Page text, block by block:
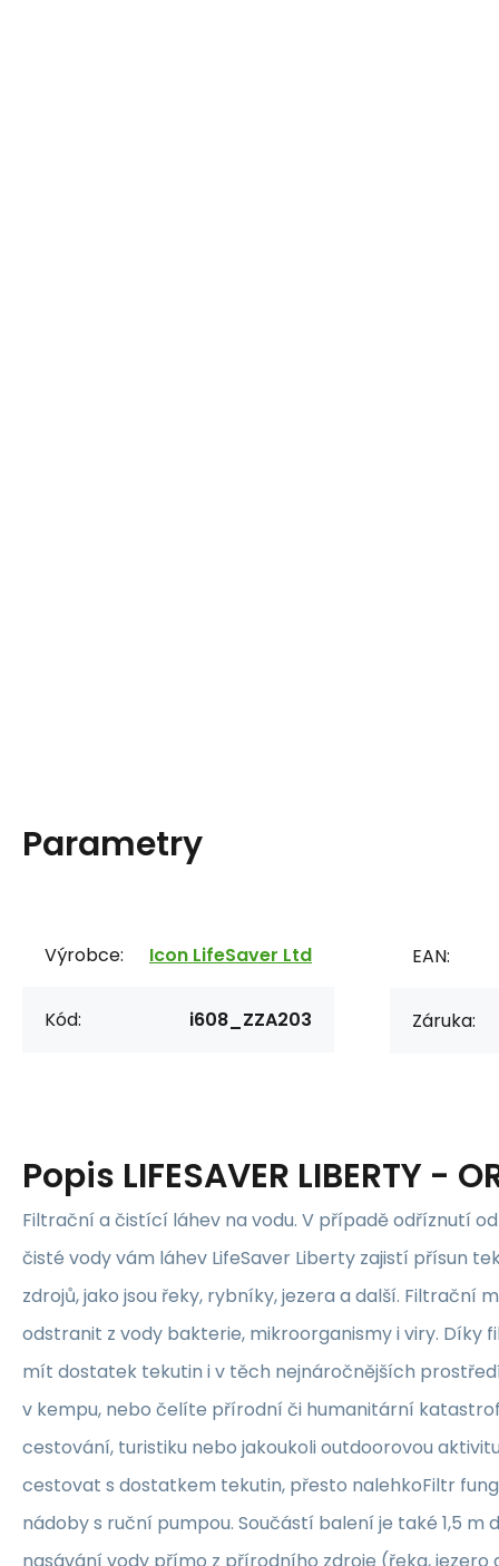
Parametry
Výrobce: Icon LifeSaver Ltd
Kód: i608_ZZA203
EAN:
Záruka:
Popis LIFESAVER LIBERTY -
Filtrační a čistící láhev na vodu. V případě odříznutí
čisté vody vám láhev LifeSaver Liberty zajistí přísun
zdrojů, jako jsou řeky, rybníky, jezera a další. Filtrační
odstranit z vody bakterie, mikroorganismy i viry. Díky
mít dostatek tekutin i v těch nejnáročnějších
v kempu, nebo čelíte přírodní či humanitární
cestování, turistiku nebo jakoukoli outdoorovou
cestovat s dostatkem tekutin, přesto nalehkoFiltr
nádoby s ruční pumpou. Součástí balení je také 1,5 m
nasávání vody přímo z přírodního zdroje (řeka, jezero